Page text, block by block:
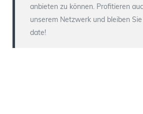
anbieten zu können. Profitieren
unserem Netzwerk und bleiben
date!